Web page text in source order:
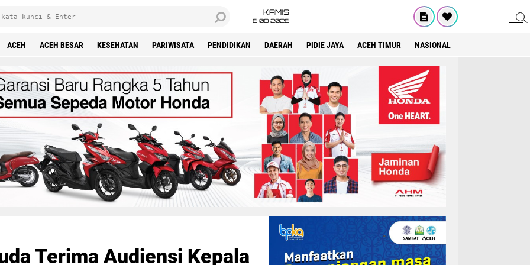
KAMIS
6 08 2026
ACEH ACEH BESAR KESEHATAN PARIWISATA PENDIDIKAN DAERAH PIDIE JAYA ACEH TIMUR NASIONAL
Terima Audiensi Kepala